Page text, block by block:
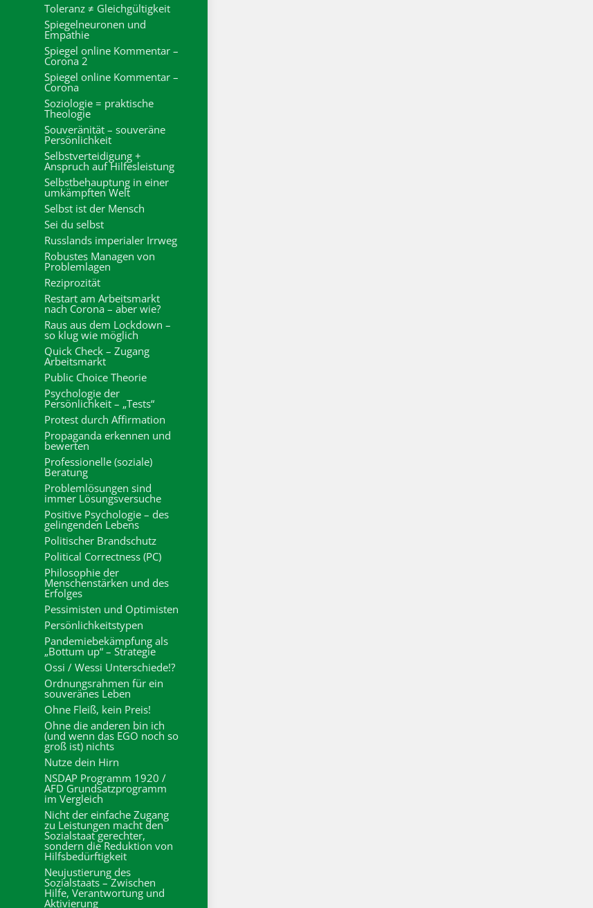
Toleranz ≠ Gleichgültigkeit
Spiegelneuronen und
Empathie
Spiegel online Kommentar –
Corona 2
Spiegel online Kommentar –
Corona
Soziologie = praktische
Theologie
Souveränität – souveräne
Persönlichkeit
Selbstverteidigung +
Anspruch auf Hilfesleistung
Selbstbehauptung in einer
umkämpften Welt
Selbst ist der Mensch
Sei du selbst
Russlands imperialer Irrweg
Robustes Managen von
Problemlagen
Reziprozität
Restart am Arbeitsmarkt
nach Corona – aber wie?
Raus aus dem Lockdown –
so klug wie möglich
Quick Check – Zugang
Arbeitsmarkt
Public Choice Theorie
Psychologie der
Persönlichkeit – „Tests“
Protest durch Affirmation
Propaganda erkennen und
bewerten
Professionelle (soziale)
Beratung
Problemlösungen sind
immer Lösungsversuche
Positive Psychologie – des
gelingenden Lebens
Politischer Brandschutz
Political Correctness (PC)
Philosophie der
Menschenstärken und des
Erfolges
Pessimisten und Optimisten
Persönlichkeitstypen
Pandemiebekämpfung als
„Bottum up“ – Strategie
Ossi / Wessi Unterschiede!?
Ordnungsrahmen für ein
souveränes Leben
Ohne Fleiß, kein Preis!
Ohne die anderen bin ich
(und wenn das EGO noch so
groß ist) nichts
Nutze dein Hirn
NSDAP Programm 1920 /
AFD Grundsatzprogramm
im Vergleich
Nicht der einfache Zugang
zu Leistungen macht den
Sozialstaat gerechter,
sondern die Reduktion von
Hilfsbedürftigkeit
Neujustierung des
Sozialstaats – Zwischen
Hilfe, Verantwortung und
Aktivierung